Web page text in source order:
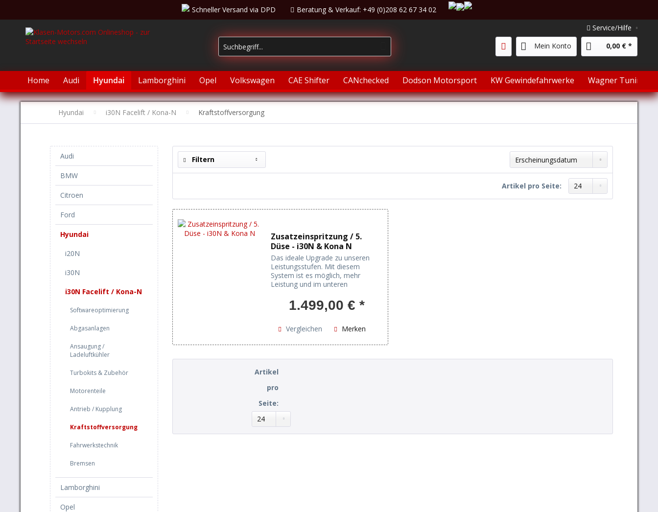
Schneller Versand via DPD
Beratung & Verkauf: +49 (0)208 62 67 34 02
Service/Hilfe
Mein Konto
0,00 € *
Home Audi Hyundai Lamborghini Opel Volkswagen CAE Shifter CANchecked Dodson Motorsport KW Gewindefahrwerke Wagner Tuning
Hyundai i30N Facelift / Kona-N Kraftstoffversorgung
Audi
BMW
Citroen
Ford
Hyundai
i20N
i30N
i30N Facelift / Kona-N
Softwareoptimierung
Abgasanlagen
Ansaugung /
Ladeluftkühler
Turbokits & Zubehör
Motorenteile
Antrieb / Kupplung
Kraftstoffversorgung
Fahrwerkstechnik
Bremsen
Lamborghini
Opel
Filtern
Artikel pro Seite:
Zusatzeinspritzung / 5.
Düse - i30N & Kona N
Das ideale Upgrade zu unseren
Leistungsstufen. Mit diesem
System ist es möglich, mehr
Leistung und im unteren
Drehmoment zu fahren. Die
Zusatzeinspritzung kann bis 500PS
Niederdruckpumpe...
1.499,00 € *
Vergleichen Merken
Artikel
pro
Seite: